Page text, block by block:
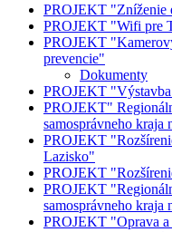
PROJEKT "Zníženie
PROJEKT "Wifi pre
PROJEKT
prevencie"
Dokumenty
PROJEKT
PROJEKT"
samosprávneho kraja
PROJEKT
Lazisko"
PROJEKT
PROJEKT
samosprávneho kraja
PROJEKT "Oprava a